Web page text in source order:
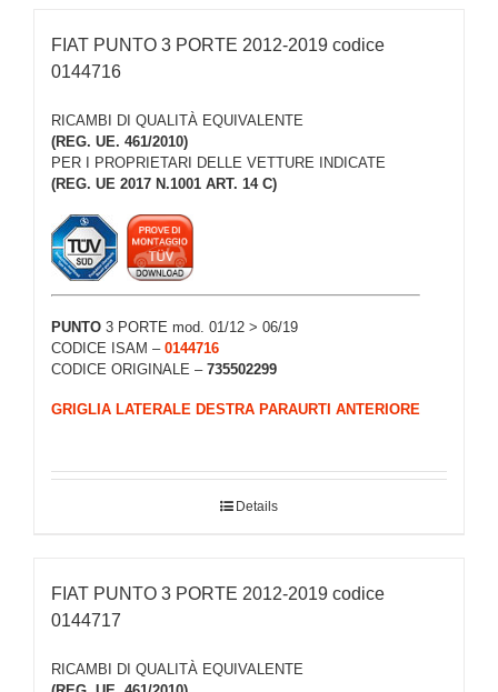
FIAT PUNTO 3 PORTE 2012-2019 codice
0144716
RICAMBI DI QUALITÀ EQUIVALENTE
(REG. UE. 461/2010)
PER I PROPRIETARI DELLE VETTURE INDICATE
(REG. UE 2017 N.1001 ART. 14 C)
PUNTO 3 PORTE mod. 01/12 > 06/19
CODICE ISAM – 0144716
CODICE ORIGINALE – 735502299
GRIGLIA LATERALE DESTRA PARAURTI ANTERIORE
Details
FIAT PUNTO 3 PORTE 2012-2019 codice
0144717
RICAMBI DI QUALITÀ EQUIVALENTE